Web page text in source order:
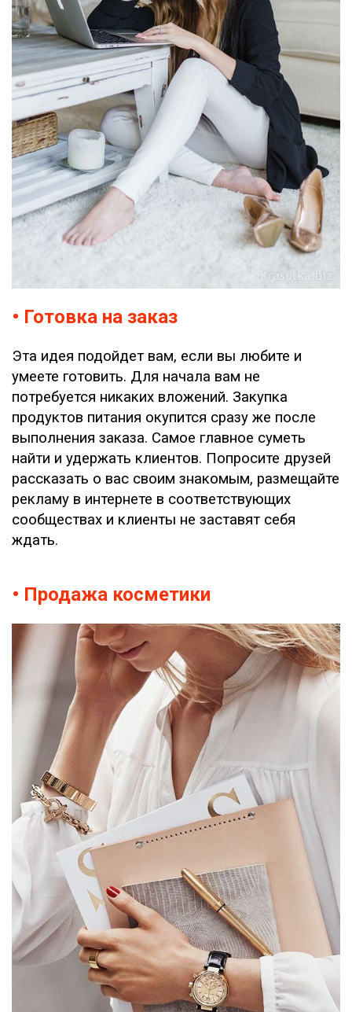
• Готовка на заказ
Эта идея подойдет вам, если вы любите и
умеете готовить. Для начала вам не
потребуется никаких вложений. Закупка
продуктов питания окупится сразу же после
выполнения заказа. Самое главное суметь
найти и удержать клиентов. Попросите друзей
рассказать о вас своим знакомым, размещайте
рекламу в интернете в соответствующих
сообществах и клиенты не заставят себя
ждать.
• Продажа косметики